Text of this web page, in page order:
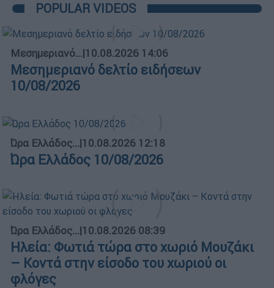
POPULAR VIDEOS
Μεσημεριανό...|10.08.2026 14:06
Μεσημεριανό δελτίο ειδήσεων
10/08/2026
Ώρα Ελλάδος...|10.08.2026 12:18
Ώρα Ελλάδος 10/08/2026
Ώρα Ελλάδος...|10.08.2026 08:39
Ηλεία: Φωτιά τώρα στο χωριό Μουζάκι
– Κοντά στην είσοδο του χωριού οι
φλόγες